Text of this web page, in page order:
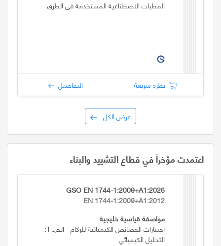
المطبات الاصطناعية المستخدمة في الطرق
نظرة سريعة التفاصيل
عرض الكل
اعتمدت مؤخراً في قطاع التشييد والبناء
GSO EN 1744-1:2009+A1:2026
EN 1744-1:2009+A1:2012
مواصفة قياسية خليجية
اختبارات الخصائص الكيميائية للركام - الجزء 1:
التحليل الكيميائي